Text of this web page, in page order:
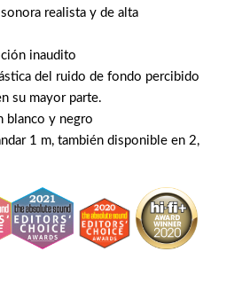
realista y de alta
inaudito
del ruido de fondo percibido
su mayor parte.
blanco y negro
1 m, también disponible en 2,